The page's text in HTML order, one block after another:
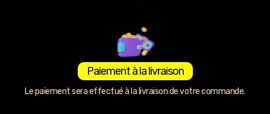
Paiement à la livraison
Le paiement sera effectué à la livraison de votre commande.